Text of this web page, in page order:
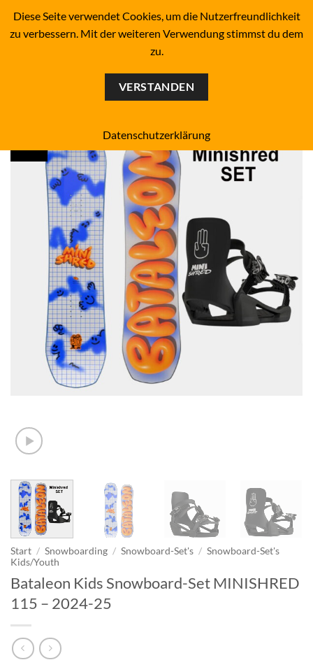
SKATEBOARD-SHOP SINCE 1993
wishlist
Start / Snowboarding / Snowboard-Set's / Snowboard-Set's
Kids/Youth
Bataleon Kids Snowboard-Set MINISHRED
115 – 2024-25
Diese Seite verwendet Cookies, um die Nutzerfreundlichkeit
zu verbessern. Mit der weiteren Verwendung stimmst du dem
zu.
VERSTANDEN
Datenschutzerklärung